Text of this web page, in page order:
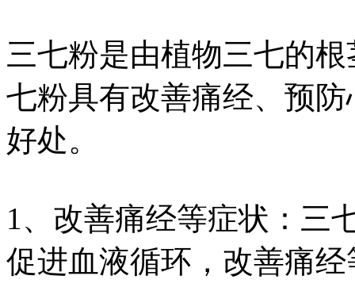
三七粉是由植物三七的
七粉具有改善痛经、预
好处。
1、改善痛经等症状：三
促进血液循环，改善痛